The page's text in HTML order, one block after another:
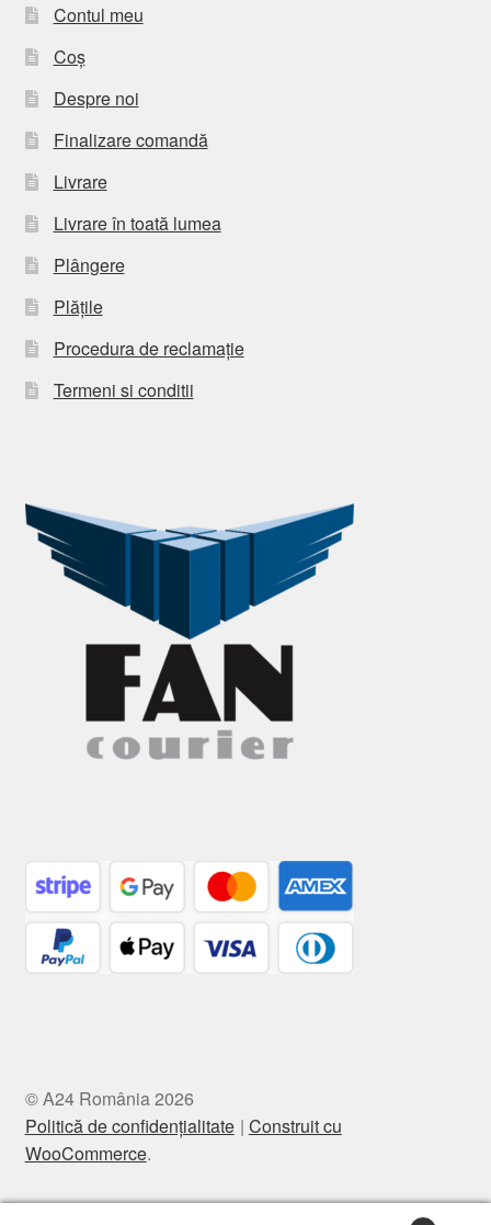
Contul meu
Coș
Despre noi
Finalizare comandă
Livrare
Livrare în toată lumea
Plângere
Plățile
Procedura de reclamație
Termeni si conditii
© A24 România 2026
Politică de confidențialitate Construit cu
WooCommerce.